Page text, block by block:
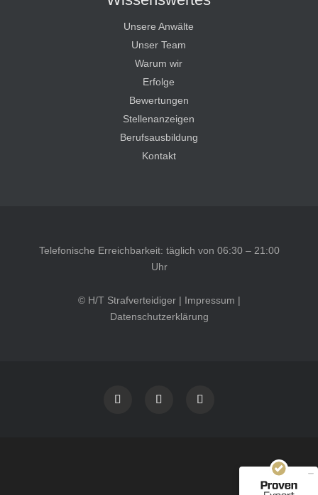
Unsere Anwälte
Unser Team
Warum wir
Erfolge
Bewertungen
Stellenanzeigen
Berufsausbildung
Kontakt
Telefonische Erreichbarkeit: täglich von 06:30 – 21:00
Uhr
© H/T Strafverteidiger | Impressum |
Datenschutzerklärung
40